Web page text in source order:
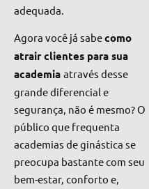
adequada.
Agora você já sabecomo
atrair clientes para sua
academia através desse
grande diferencial e
segurança, não é mesmo? O
público que frequenta
academias de ginástica se
preocupa bastante com seu
bem-estar, conforto e,